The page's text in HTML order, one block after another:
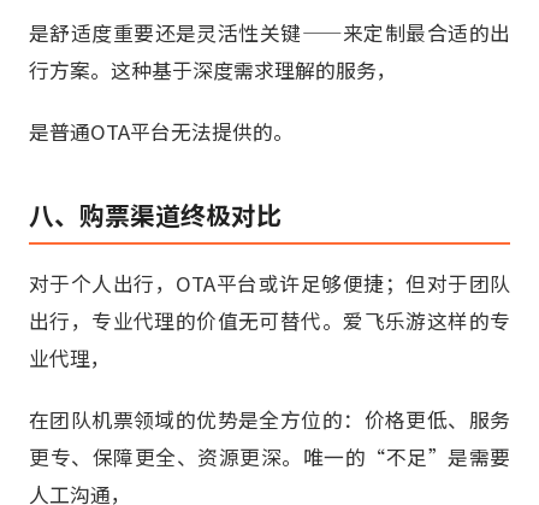
是舒适度重要还是灵活性关键——来定制最合适的出
行方案。这种基于深度需求理解的服务，
是普通OTA平台无法提供的。
八、购票渠道终极对比
对于个人出行，OTA平台或许足够便捷；但对于团队
出行，专业代理的价值无可替代。爱飞乐游这样的专
业代理，
在团队机票领域的优势是全方位的：价格更低、服务
更专、保障更全、资源更深。唯一的“不足”是需要
人工沟通，